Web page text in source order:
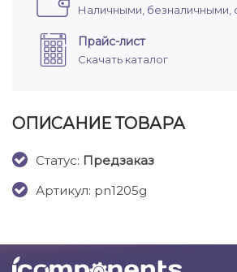
Наличными, безналичными,
Прайс-лист
Скачать каталог
ОПИСАНИЕ ТОВАРА
Cтатус: Предзаказ
Артикул: pn1205g